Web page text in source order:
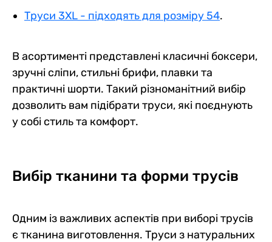
Труси 3XL - підходять для розміру 54.
В асортименті представлені класичні боксери,
зручні сліпи, стильні брифи, плавки та
практичні шорти. Такий різноманітний вибір
дозволить вам підібрати труси, які поєднують
у собі стиль та комфорт.
Вибір тканини та форми трусів
Одним із важливих аспектів при виборі трусів
є тканина виготовлення. Труси з натуральних